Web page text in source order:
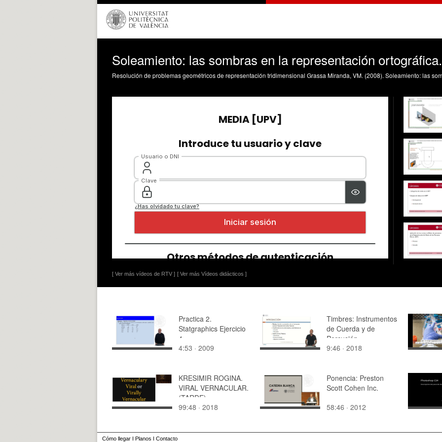
Soleamiento: las sombras en la representación
[ Ver más vídeos de RTV ] [ Ver más Vídeos didácticos ]
Practica 2.
Statgraphics Ejercicio
4
4:53 · 2009
Timbres: Instrumentos
de Cuerda y de
Percusión
9:46 · 2018
KRESIMIR ROGINA.
VIRAL VERNACULAR.
(TARDE).
99:48 · 2018
Ponencia: Preston
Scott Cohen Inc.
58:46 · 2012
Cómo llegar I Planos I Contacto